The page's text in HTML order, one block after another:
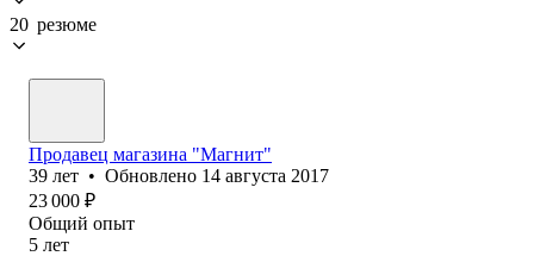
20 резюме
Продавец магазина "Магнит"
39 лет • Обновлено 14 августа 2017
23 000 ₽
Общий опыт
5 лет